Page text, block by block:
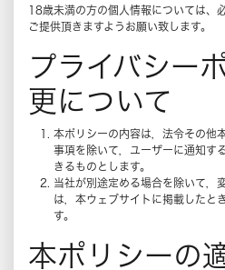
18歳未満の方の個人情報については、
ご提供頂きますようお願い致します。
プライバシー
更について
本ポリシーの内容は，法令その他
事項を除いて，ユーザーに通知す
きるものとします。
当社が別途定める場合を除いて，
は，本ウェブサイトに掲載したと
す。
本ポリシーの